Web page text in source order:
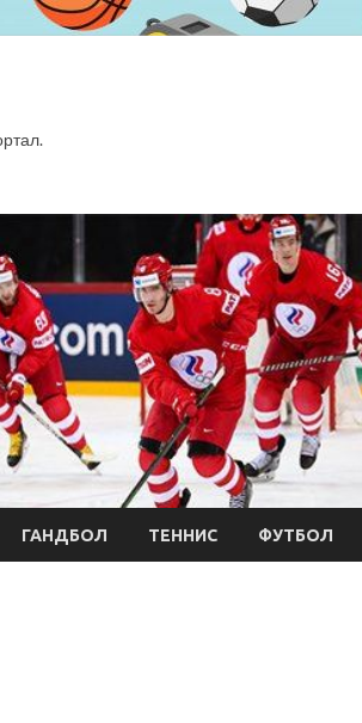
ГАНДБОЛ ТЕННИС ФУТБОЛ